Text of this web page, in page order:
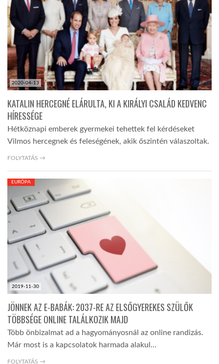
LATIMO.HU
GLOBOBOOK
2020-04-13
KATALIN HERCEGNÉ ELÁRULTA, KI A KIRÁLYI CSALÁD KEDVENC
HÍRESSÉGE
Hétköznapi emberek gyermekei tehettek fel kérdéseket
Vilmos hercegnek és feleségének, akik őszintén válaszoltak.
FOLYTATÁS →
2019-11-30
EURÓPA
JÖNNEK AZ E-BABÁK: 2037-RE AZ ELSŐGYEREKES SZÜLŐK
TÖBBSÉGE ONLINE TALÁLKOZIK MAJD
Több önbizalmat ad a hagyományosnál az online randizás.
Már most is a kapcsolatok harmada alakul…
FOLYTATÁS →